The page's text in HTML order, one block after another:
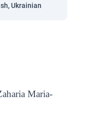
Ukrainian
Maria-